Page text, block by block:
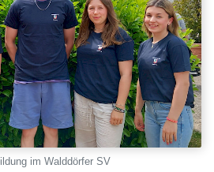
im Walddörfer SV